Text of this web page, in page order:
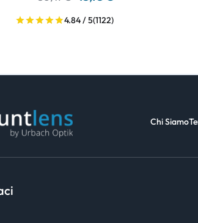
4.84 / 5(1122)
Chi Siamo